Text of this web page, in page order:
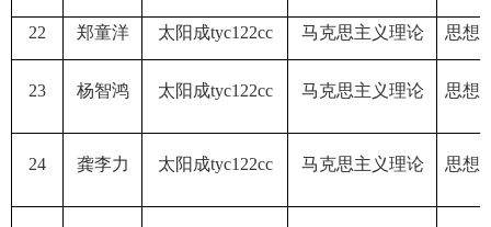
22 郑童洋 太阳成tyc122cc 马克思主义理论 思想
23 杨智鸿 太阳成tyc122cc 马克思主义理论 思想
24 龚李力 太阳成tyc122cc 马克思主义理论 思想